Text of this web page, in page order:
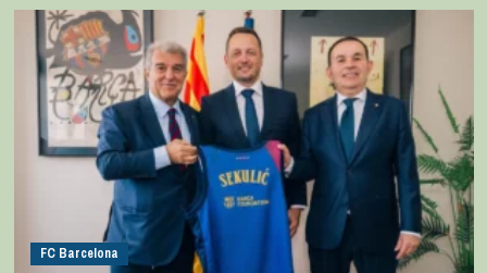
FC Barcelona